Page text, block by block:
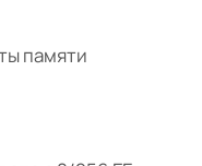
памяти